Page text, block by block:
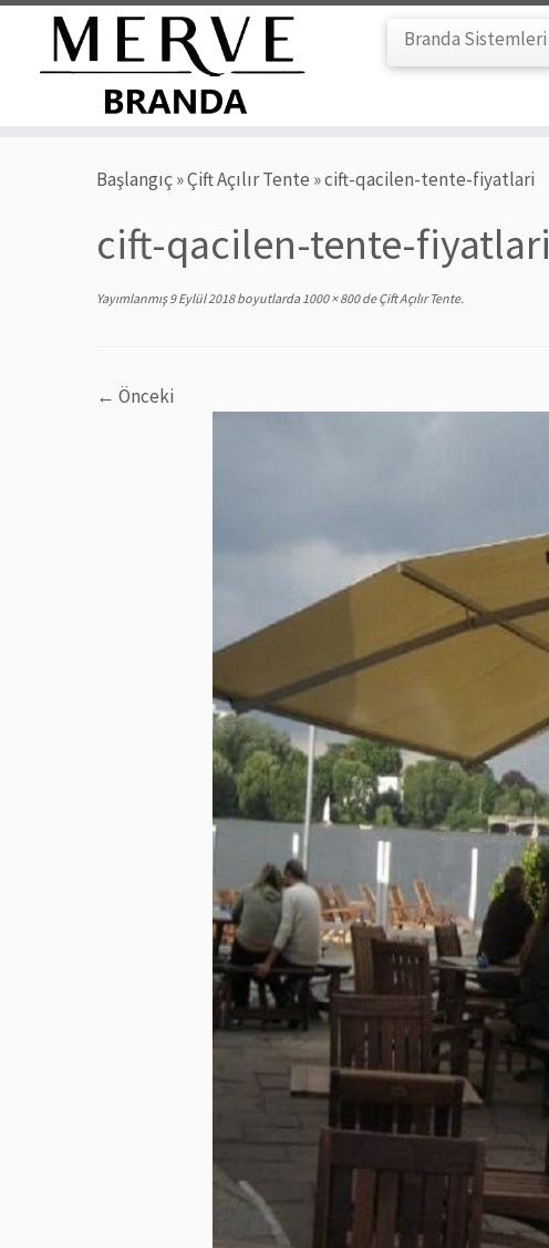
Branda Sistemleri
Başlangıç»Çift Açılır Tente »cift-qacilen-tente-fiyatlari
cift-qacilen-tente-fiyatlari
Yayımlanmış 9 Eylül 2018boyutlarda1000 × 800deÇift Açılır Tente.
← Önceki